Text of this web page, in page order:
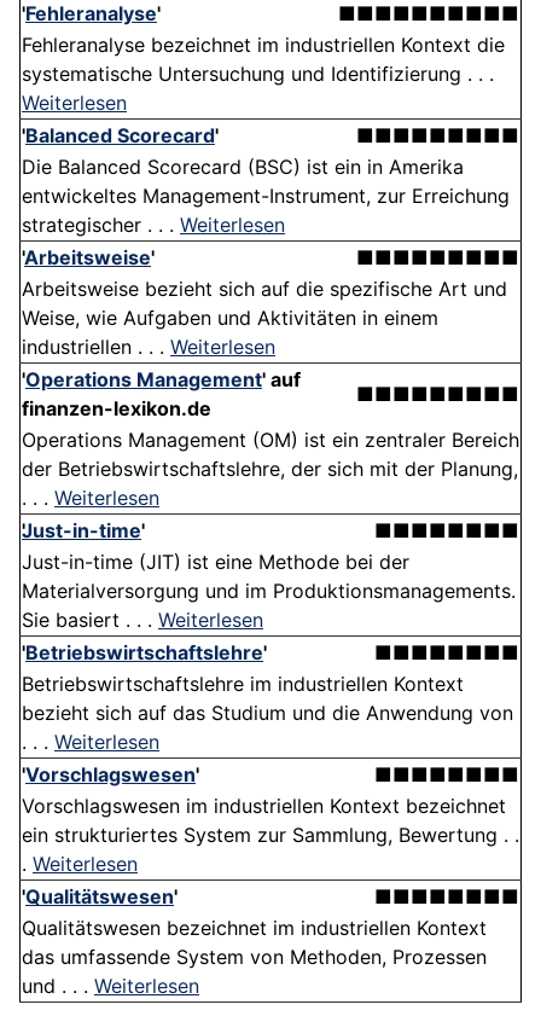
'Fehleranalyse'
■■■■■■■■■■
Fehleranalyse bezeichnet im industriellen Kontext die
systematische Untersuchung und Identifizierung . . .
Weiterlesen
'Balanced Scorecard'
■■■■■■■■■
Die Balanced Scorecard (BSC) ist ein in Amerika
entwickeltes Management-Instrument, zur Erreichung
strategischer . . . Weiterlesen
'Arbeitsweise'
■■■■■■■■■
Arbeitsweise bezieht sich auf die spezifische Art und
Weise, wie Aufgaben und Aktivitäten in einem
industriellen . . . Weiterlesen
'Operations Management' auf
finanzen-lexikon.de
■■■■■■■■■
Operations Management (OM) ist ein zentraler Bereich
der Betriebswirtschaftslehre, der sich mit der Planung,
. . . Weiterlesen
Just-in-time'
■■■■■■■■
Just-in-time (JIT) ist eine Methode bei der
Materialversorgung und im Produktionsmanagements.
Sie basiert . . . Weiterlesen
'Betriebswirtschaftslehre'
■■■■■■■■
Betriebswirtschaftslehre im industriellen Kontext
bezieht sich auf das Studium und die Anwendung von
. . . Weiterlesen
'Vorschlagswesen'
■■■■■■■■
Vorschlagswesen im industriellen Kontext bezeichnet
ein strukturiertes System zur Sammlung, Bewertung . .
. Weiterlesen
'Qualitätswesen'
■■■■■■■■
Qualitätswesen bezeichnet im industriellen Kontext
das umfassende System von Methoden, Prozessen
und . . . Weiterlesen